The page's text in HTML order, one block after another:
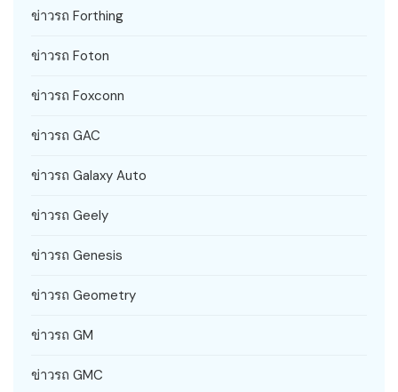
ข่าวรถ Forthing
ข่าวรถ Foton
ข่าวรถ Foxconn
ข่าวรถ GAC
ข่าวรถ Galaxy Auto
ข่าวรถ Geely
ข่าวรถ Genesis
ข่าวรถ Geometry
ข่าวรถ GM
ข่าวรถ GMC